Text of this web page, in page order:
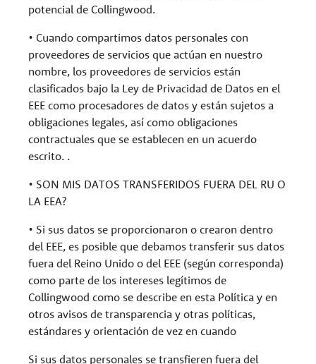
potencial de Collingwood.
• Cuando compartimos datos personales con
proveedores de servicios que actúan en nuestro
nombre, los proveedores de servicios están
clasificados bajo la Ley de Privacidad de Datos en el
EEE como procesadores de datos y están sujetos a
obligaciones legales, así como obligaciones
contractuales que se establecen en un acuerdo
escrito. .
• SON MIS DATOS TRANSFERIDOS FUERA DEL RU O
LA EEA?
• Si sus datos se proporcionaron o crearon dentro
del EEE, es posible que debamos transferir sus datos
fuera del Reino Unido o del EEE (según corresponda)
como parte de los intereses legítimos de
Collingwood como se describe en esta Política y en
otros avisos de transparencia y otras políticas,
estándares y orientación de vez en cuando
Si sus datos personales se transfieren fuera del